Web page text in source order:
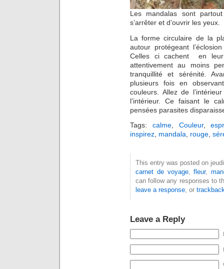
Les mandalas sont
s’arrêter et d’ouvrir les yeux.
La forme circulaire de la
autour protégeant
Celles ci cachent en leur
attentivement au moins
tranquillité et sérénité.
plusieurs fois en
couleurs. Allez de
l’intérieur. Ce faisant le
pensées parasites
Tags: calme, Couleur,
inspirez, mandala, rouge,
This entry was posted on
carnet de voyage,fleur,
can follow any responses to
leave a response, or
Leave a Reply